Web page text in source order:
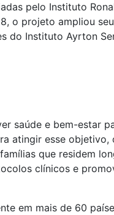
pelo Instituto
o projeto ampliou
do Instituto Ayrton
saúde e bem-estar
atingir esse objetivo,
que residem
clínicos e
em mais de 60